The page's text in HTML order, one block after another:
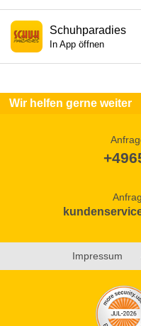
Schuhparadies
In App öffnen
Wir helfen gerne weiter
Impressum